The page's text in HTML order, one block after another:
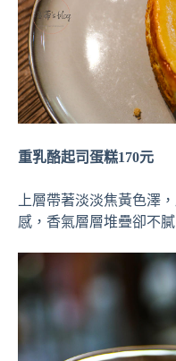
重乳酪起司蛋糕170元
上層帶著淡淡焦黃色澤
感，香氣層層堆疊卻不